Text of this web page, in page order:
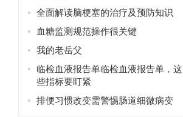
全面解读脑梗塞的治疗及预防知识
血糖监测规范操作很关键
我的老岳父
临检血液报告单临检血液报告单，这
些指标要盯紧
排便习惯改变需警惕肠道细微病变